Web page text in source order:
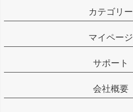
カテゴリー
マイページ
サポート
会社概要